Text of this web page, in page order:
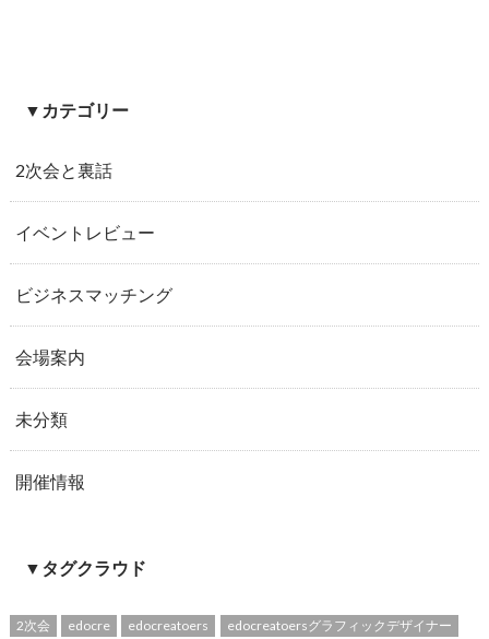
▼カテゴリー
2次会と裏話
イベントレビュー
ビジネスマッチング
会場案内
未分類
開催情報
▼タグクラウド
2次会 edocre edocreatoers
edocreatoersグラフィックデザイナー